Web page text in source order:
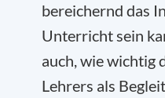
bereichernd das
Unterricht sein
auch, wie wichtig
Lehrers als